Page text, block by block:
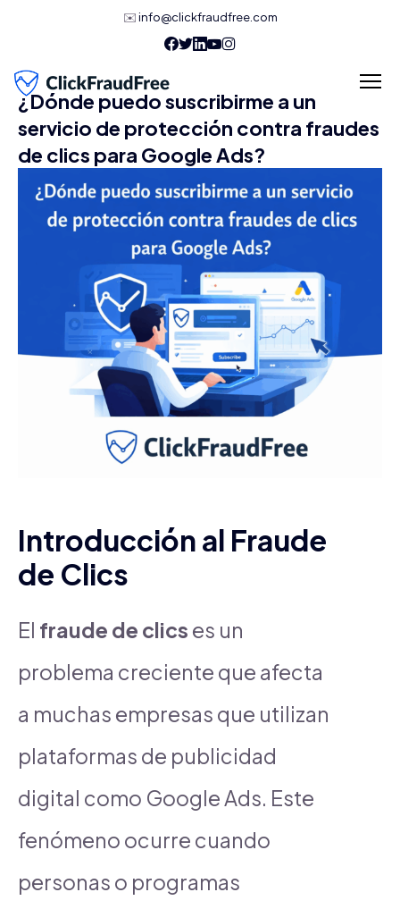
✉️info@clickfraudfree.com
¿Dónde puedo suscribirme a un
servicio de protección contra fraudes
de clics para Google Ads?
Introducción al Fraude
de Clics
El fraude de clics es un
problema creciente que afecta
a muchas empresas que utilizan
plataformas de publicidad
digital como Google Ads. Este
fenómeno ocurre cuando
personas o programas